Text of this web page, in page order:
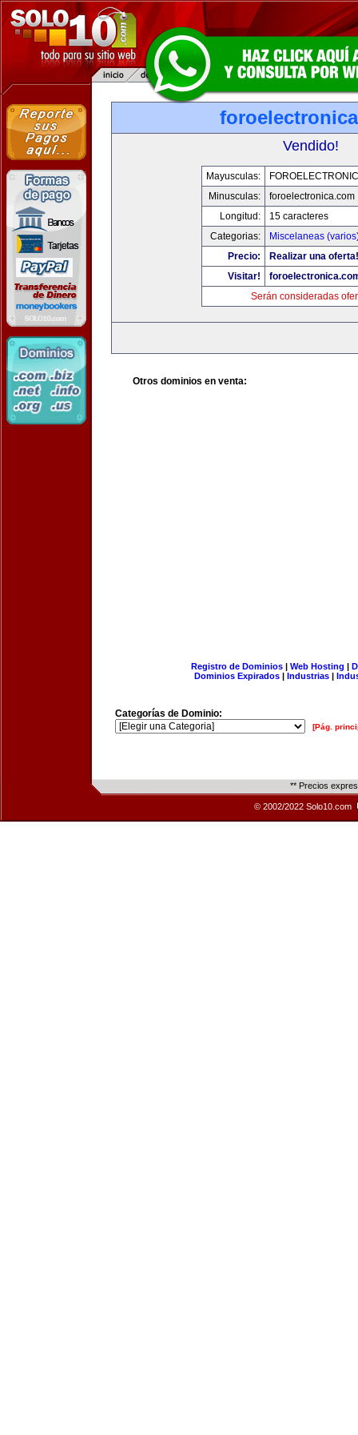
Vendido!
Mayusculas:
Minusculas:
foroelectronica.com
Longitud:
15 caracteres
Categorias:
Miscelaneas
Precio:
Realizar una oferta!
Visitar!
Serán consideradas
Otros dominios en venta:
Registro de Dominios| Web Hosting |
Dominios Expirados | Industrias |
Categorías de Dominio:
[Pág.
** Precios
© 2002/2022 Solo10.com